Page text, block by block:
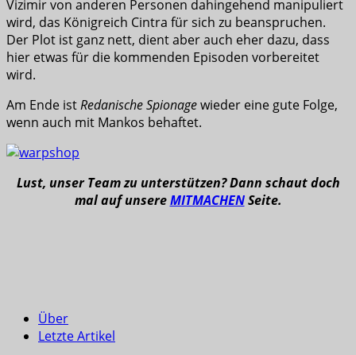
Vizimir von anderen Personen dahingehend manipuliert
wird, das Königreich Cintra für sich zu beanspruchen.
Der Plot ist ganz nett, dient aber auch eher dazu, dass
hier etwas für die kommenden Episoden vorbereitet
wird.
Am Ende istRedanische Spionagewieder eine gute Folge,
wenn auch mit Mankos behaftet.
Lust, unser Team zu unterstützen? Dann schaut doch
mal auf unsereMITMACHENSeite.
Über
Letzte Artikel